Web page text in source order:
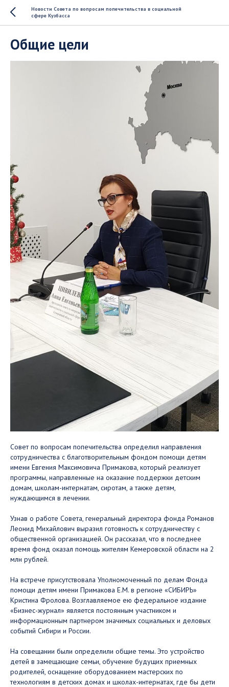
Новости Совета по вопросам попечительства в социальной
сфере Кузбасса
Общие цели
Совет по вопросам попечительства определил направления
сотрудничества с благотворительным фондом помощи детям
имени Евгения Максимовича Примакова, который реализует
программы, направленные на оказание поддержки детским
домам, школам-интернатам, сиротам, а также детям,
нуждающимся в лечении. ⠀
Узнав о работе Совета, генеральный директора фонда Романов
Леонид Михайлович выразил готовность к сотрудничеству с
общественной организацией. Он рассказал, что в последнее
время фонд оказал помощь жителям Кемеровской области на 2
млн рублей. ⠀
На встрече присутствовала Уполномоченный по делам Фонда
помощи детям имени Примакова Е.М. в регионе «СИБИРЬ»
Кристина Фролова. Возглавляемое ею федеральное издание
«Бизнес-журнал» является постоянным участником и
информационным партнером значимых социальных и деловых
событий Сибири и России.
На совещании были определили общие темы. Это устройство
детей в замещающие семьи, обучение будущих приемных
родителей, оснащение оборудованием мастерских по
технологиям в детских домах и школах-интернатах, где бы дети